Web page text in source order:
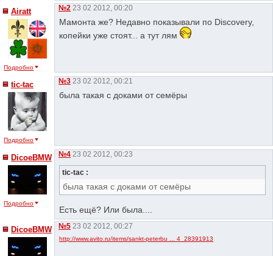
Airatt
Подробно
№2 23 02 2012, 00:20
Мамонта же? Недавно показывали по Discovery,
копейки уже стоят... а тут лям
tic-tac
Подробно
№3 23 02 2012, 00:21
была такая с доками от семёры
DicoeBMW
Подробно
№4 23 02 2012, 00:23
tic-tac :
была такая с доками от семёры
Есть ещё? Или была....
DicoeBMW №5 23 02 2012, 00:27
http://www.avito.ru/items/sankt-peterbu ... 4_28391913